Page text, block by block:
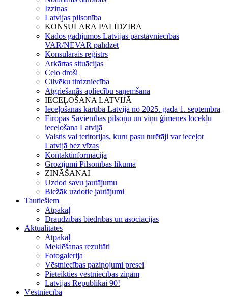
Izziņas
Latvijas pilsonība
KONSULĀRĀ PALĪDZĪBA
Kādos gadījumos Latvijas pārstāvniecības
VAR/NEVAR palīdzēt
Konsulārais reģistrs
Ārkārtas situācijas
Ceļo droši
Cilvēku tirdzniecība
Atgriešanās apliecību saņemšana
IECEĻOŠANA LATVIJĀ
Ieceļošanas kārtība Latvijā no 2025. gada 1. septembra
Eiropas Savienības pilsoņu un viņu ģimenes locekļu
ieceļošana Latvijā
Valstis vai teritorijas, kuru pasu turētāji var ieceļot
Latvijā bez vīzas
Kontaktinformācija
Grozījumi Pilsonības likumā
ZINĀŠANAI
Uzdod savu jautājumu
Biežāk uzdotie jautājumi
Tautiešiem
Atpakaļ
Draudzības biedrības un asociācijas
Aktualitātes
Atpakaļ
Meklēšanas rezultāti
Fotogalerija
Vēstniecības paziņojumi presei
Pieteikties vēstniecības ziņām
Latvijas Republikai 90!
Vēstniecība